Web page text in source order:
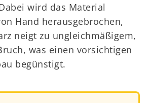
wird das Material
Hand herausgebrochen,
neigt zu ungleichmäßigem,
was einen vorsichtigen
begünstigt.